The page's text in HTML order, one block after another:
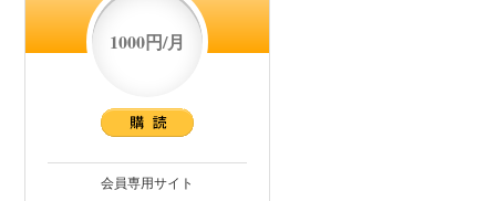
1000円/月
会員専用サイト